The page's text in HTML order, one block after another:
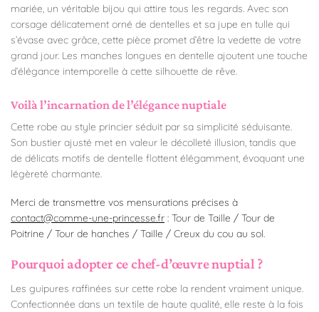
mariée, un véritable bijou qui attire tous les regards. Avec son
corsage délicatement orné de dentelles et sa jupe en tulle qui
s’évase avec grâce, cette pièce promet d’être la vedette de votre
grand jour. Les manches longues en dentelle ajoutent une touche
d’élégance intemporelle à cette silhouette de rêve.
Voilà l’incarnation de l’élégance nuptiale
Cette robe au style princier séduit par sa simplicité séduisante.
Son bustier ajusté met en valeur le décolleté illusion, tandis que
de délicats motifs de dentelle flottent élégamment, évoquant une
légèreté charmante.
Merci de transmettre vos mensurations précises à
contact@comme-une-princesse.fr : Tour de Taille / Tour de
Poitrine / Tour de hanches / Taille / Creux du cou au sol.
Pourquoi adopter ce chef-d’œuvre nuptial ?
Les guipures raffinées sur cette robe la rendent vraiment unique.
Confectionnée dans un textile de haute qualité, elle reste à la fois